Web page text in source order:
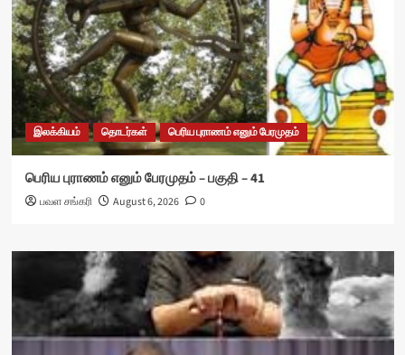
இலக்கியம் தொடர்கள் பெரிய புராணம் எனும் பேரமுதம்
பெரிய புராணம் எனும் பேரமுதம் – பகுதி – 41
பவள சங்கரி August 6, 2026 0